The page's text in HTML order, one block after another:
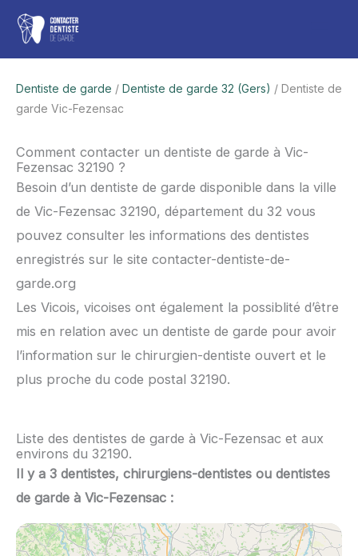
Aller
contenu
Dentiste de garde / Dentiste de garde 32 (Gers) / Dentiste de
garde Vic-Fezensac
Comment contacter un dentiste de garde à Vic-
Fezensac 32190 ?
Besoin d’un dentiste de garde disponible dans la ville
de Vic-Fezensac 32190, département du 32 vous
pouvez consulter les informations des dentistes
enregistrés sur le site contacter-dentiste-de-
garde.org
Les Vicois, vicoises ont également la possiblité d’être
mis en relation avec un dentiste de garde pour avoir
l’information sur le chirurgien-dentiste ouvert et le
plus proche du code postal 32190.
Liste des dentistes de garde à Vic-Fezensac et aux
environs du 32190.
Il y a 3 dentistes, chirurgiens-dentistes ou dentistes
de garde à Vic-Fezensac :